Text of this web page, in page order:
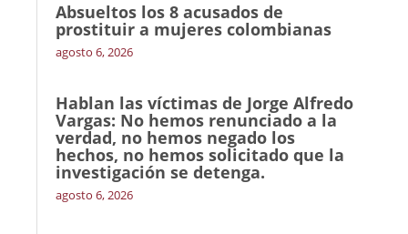
Absueltos los 8 acusados de
prostituir a mujeres colombianas
agosto 6, 2026
Hablan las víctimas de Jorge Alfredo
Vargas: No hemos renunciado a la
verdad, no hemos negado los
hechos, no hemos solicitado que la
investigación se detenga.
agosto 6, 2026